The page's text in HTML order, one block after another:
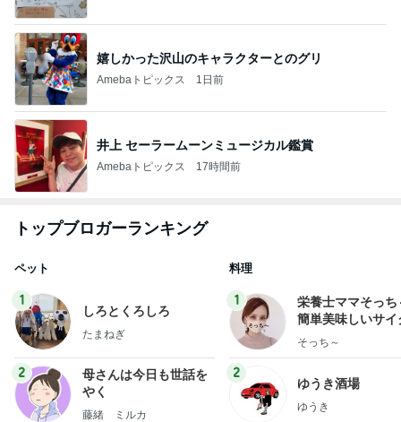
嬉しかった沢山のキャラクターとのグリ
Amebaトピックス 1日前
井上 セーラームーンミュージカル鑑賞
Amebaトピックス 17時間前
トップブロガーランキング
ペット
1
しろとくろしろ
たまねぎ
2
母さんは今日も世話を
やく
藤緒 ミルカ
料理
1
栄養士ママそっち
簡単美味しいサイ
献立
そっち～
2
ゆうき酒場
ゆうき